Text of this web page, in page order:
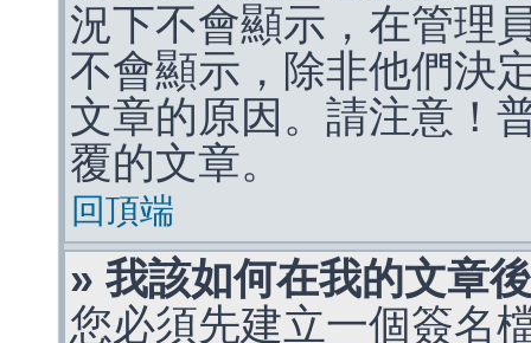
況下不會顯示，在管理
不會顯示，除非他們決
文章的原因。請注意！
覆的文章。
回頂端
» 我該如何在我的文章
您必須先建立一個簽名